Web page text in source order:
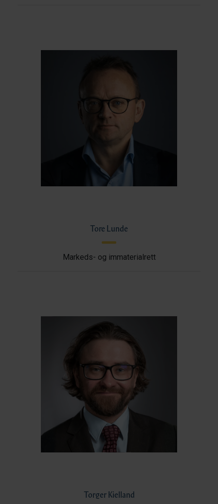
Tore Lunde
Markeds- og immaterialrett
Torger Kielland